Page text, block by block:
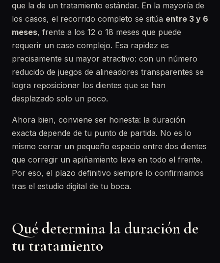
que la de un tratamiento estándar. En la mayoría de
los casos, el recorrido completo se sitúa entre 3 y 6
meses, frente a los 12 o 18 meses que puede
requerir un caso complejo. Esa rapidez es
precisamente su mayor atractivo: con un número
reducido de juegos de alineadores transparentes se
logra reposicionar los dientes que se han
desplazado solo un poco.
Ahora bien, conviene ser honesta: la duración
exacta depende de tu punto de partida. No es lo
mismo cerrar un pequeño espacio entre dos dientes
que corregir un apiñamiento leve en todo el frente.
Por eso, el plazo definitivo siempre lo confirmamos
tras el estudio digital de tu boca.
Qué determina la duración de
tu tratamiento